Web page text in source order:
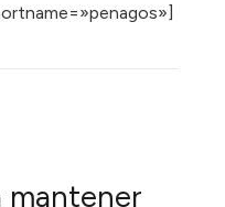
mantener